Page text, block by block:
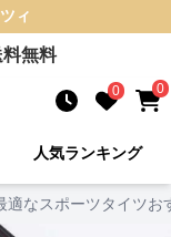
ィ
無料
0 0
人気ランキング
適なスポーツタイツ